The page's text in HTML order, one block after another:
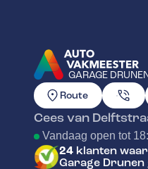
GARAGE
GA NAAR DE
Route
Cees van
Vandaag open tot
24 klanten
Garage Drunen